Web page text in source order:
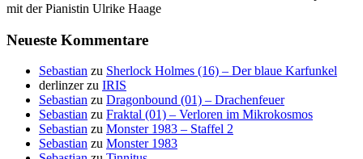
mit der Pianistin Ulrike Haage
Neueste Kommentare
Sebastian zu Sherlock Holmes (16) – Der blaue Karfunkel
derlinzerzu IRIS
Sebastian zu Dragonbound (01) – Drachenfeuer
Sebastian zu Fraktal (01) – Verloren im Mikrokosmos
Sebastian zu Monster 1983 – Staffel 2
Sebastian zu Monster 1983